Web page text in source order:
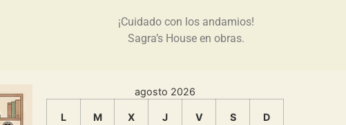
¡Cuidado con los andamios!
Sagra’s House en obras.
agosto 2026
L M X J V S D